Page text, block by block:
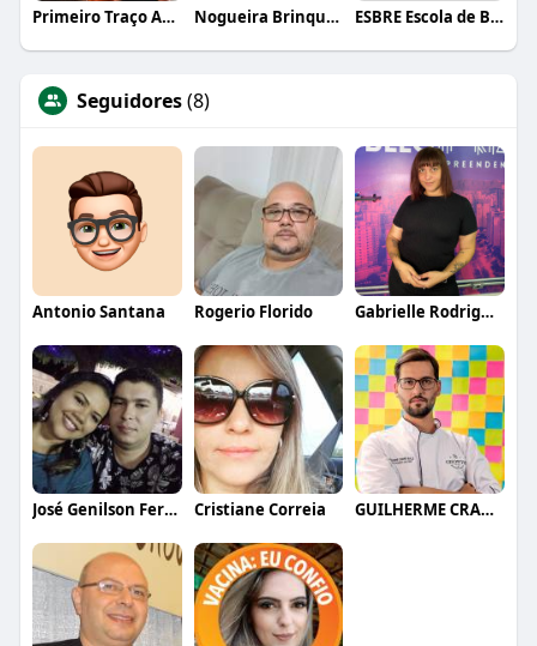
Primeiro Traço Arquitetura Nogueira Brinquedos ESBRE Escola de Bares e Restaurantes
Seguidores(8)
Antonio Santana Rogerio Florido Gabrielle Rodrigues
José Genilson Ferreira Marinho Cristiane Correia GUILHERME CRAMER BALLE